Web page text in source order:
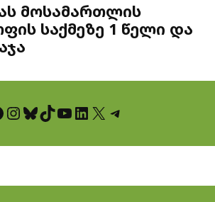
მოსამართლის
საქმეზე 1 წელი და
InstagramBluesky TikTok YouTube LinkedIn X Telegram